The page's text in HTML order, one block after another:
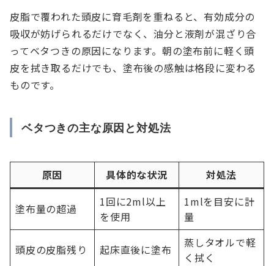
皮脂で覆われた頭皮に育毛剤を重ねると、有効成分の
吸収が妨げられるだけでなく、油分と液剤が混ざり合
ってベタつきの原因になります。朝の塗布前に軽く頭
皮を拭き取るだけでも、塗布後の感触は格段に変わる
ものです。
ベタつきの主な原因と対処法
原因 具体的な状況 対処法
塗布量の超過
1回に2ml以上
を使用
1mlを目安に計
量
頭皮の皮脂残り 起床直後に塗布
蒸しタオルで軽
く拭く